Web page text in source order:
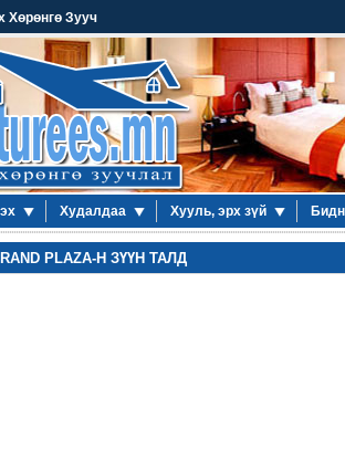
Хөрөнгө Зууч
Худалдаа Хууль, эрх зүй
PLAZA-Н ЗҮҮН ТАЛД